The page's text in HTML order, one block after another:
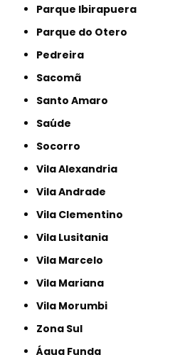
Parque Ibirapuera
Parque do Otero
Pedreira
Sacomã
Santo Amaro
Saúde
Socorro
Vila Alexandria
Vila Andrade
Vila Clementino
Vila Lusitania
Vila Marcelo
Vila Mariana
Vila Morumbi
Zona Sul
Água Funda